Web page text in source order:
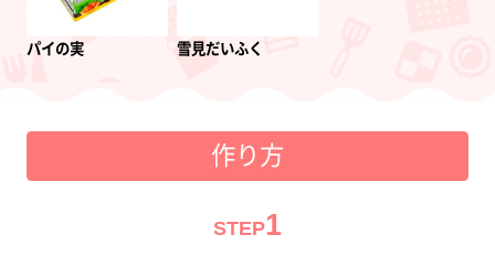
パイの実 雪見だいふく
作り方
STEP1